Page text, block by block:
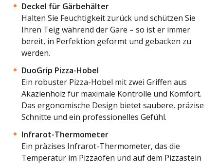
Deckel für Gärbehälter
Halten Sie Feuchtigkeit zurück und schützen Sie
Ihren Teig während der Gare – so ist er immer
bereit, in Perfektion geformt und gebacken zu
werden.
DuoGrip Pizza-Hobel
Ein robuster Pizza-Hobel mit zwei Griffen aus
Akazienholz für maximale Kontrolle und Komfort.
Das ergonomische Design bietet saubere, präzise
Schnitte und ein professionelles Gefühl.
Infrarot-Thermometer
Ein präzises Infrarot-Thermometer, das die
Temperatur im Pizzaofen und auf dem Pizzastein